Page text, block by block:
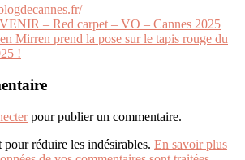
– Red carpet – VO – Cannes 2025
Mirren prend la pose sur le tapis rouge du
!
pour publier un commentaire.
réduire les indésirables. En savoir plus